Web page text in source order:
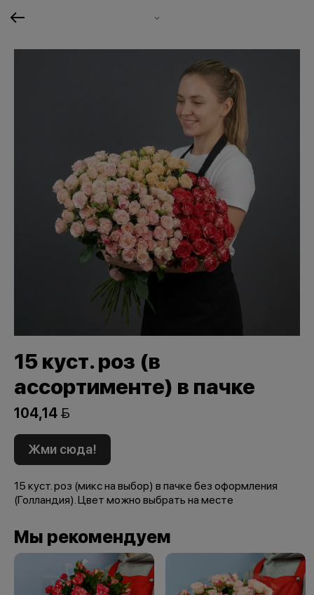
15 куст. роз (в
ассортименте) в пачке
104,14 
Жми сюда!
15 куст. роз (микс на выбор) в пачке без оформления
(Голландия). Цвет можно выбрать на месте
Мы рекомендуем